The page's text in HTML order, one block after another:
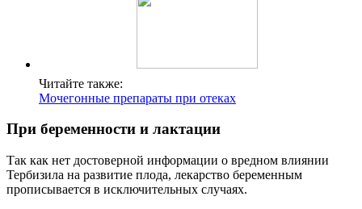
Читайте также:
Мочегонные препараты при отеках
При беременности и лактации
Так как нет достоверной информации о вредном влиянии
Тербизила на развитие плода, лекарство беременным
прописывается в исключительных случаях.